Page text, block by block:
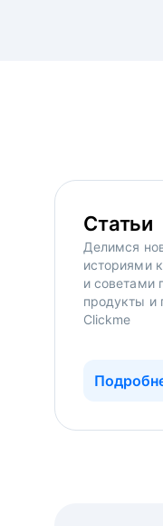
Статьи
Делимся
историями
и советами
продукты и
Clickme